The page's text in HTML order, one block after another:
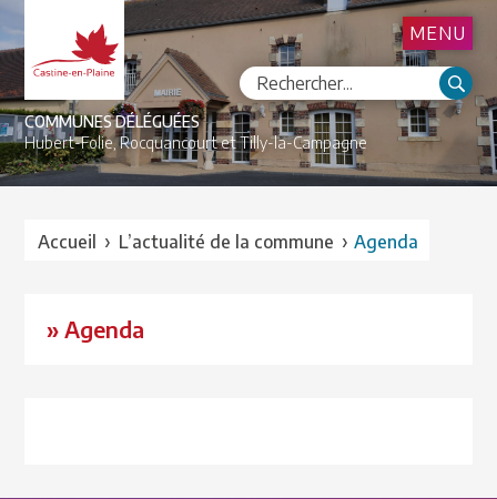
COMMUNES DÉLÉGUÉES
Hubert-Folie,Rocquancourt etTilly-la-Campagne
MENU
Accueil › L’actualité de la commune ›Agenda
» Agenda